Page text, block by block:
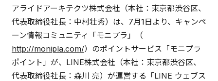
アライドアーキテクツ株式会社（本社：東京都渋谷区、
代表取締役社長：中村壮秀）は、7月1日より、キャンペ
ーン情報コミュニティ「モニプラ」（
http://monipla.com/）のポイントサービス「モニプラ
ポイント」が、LINE株式会社（本社：東京都渋谷区、
代表取締役社長：森川 亮）が運営する「LINE ウェブス